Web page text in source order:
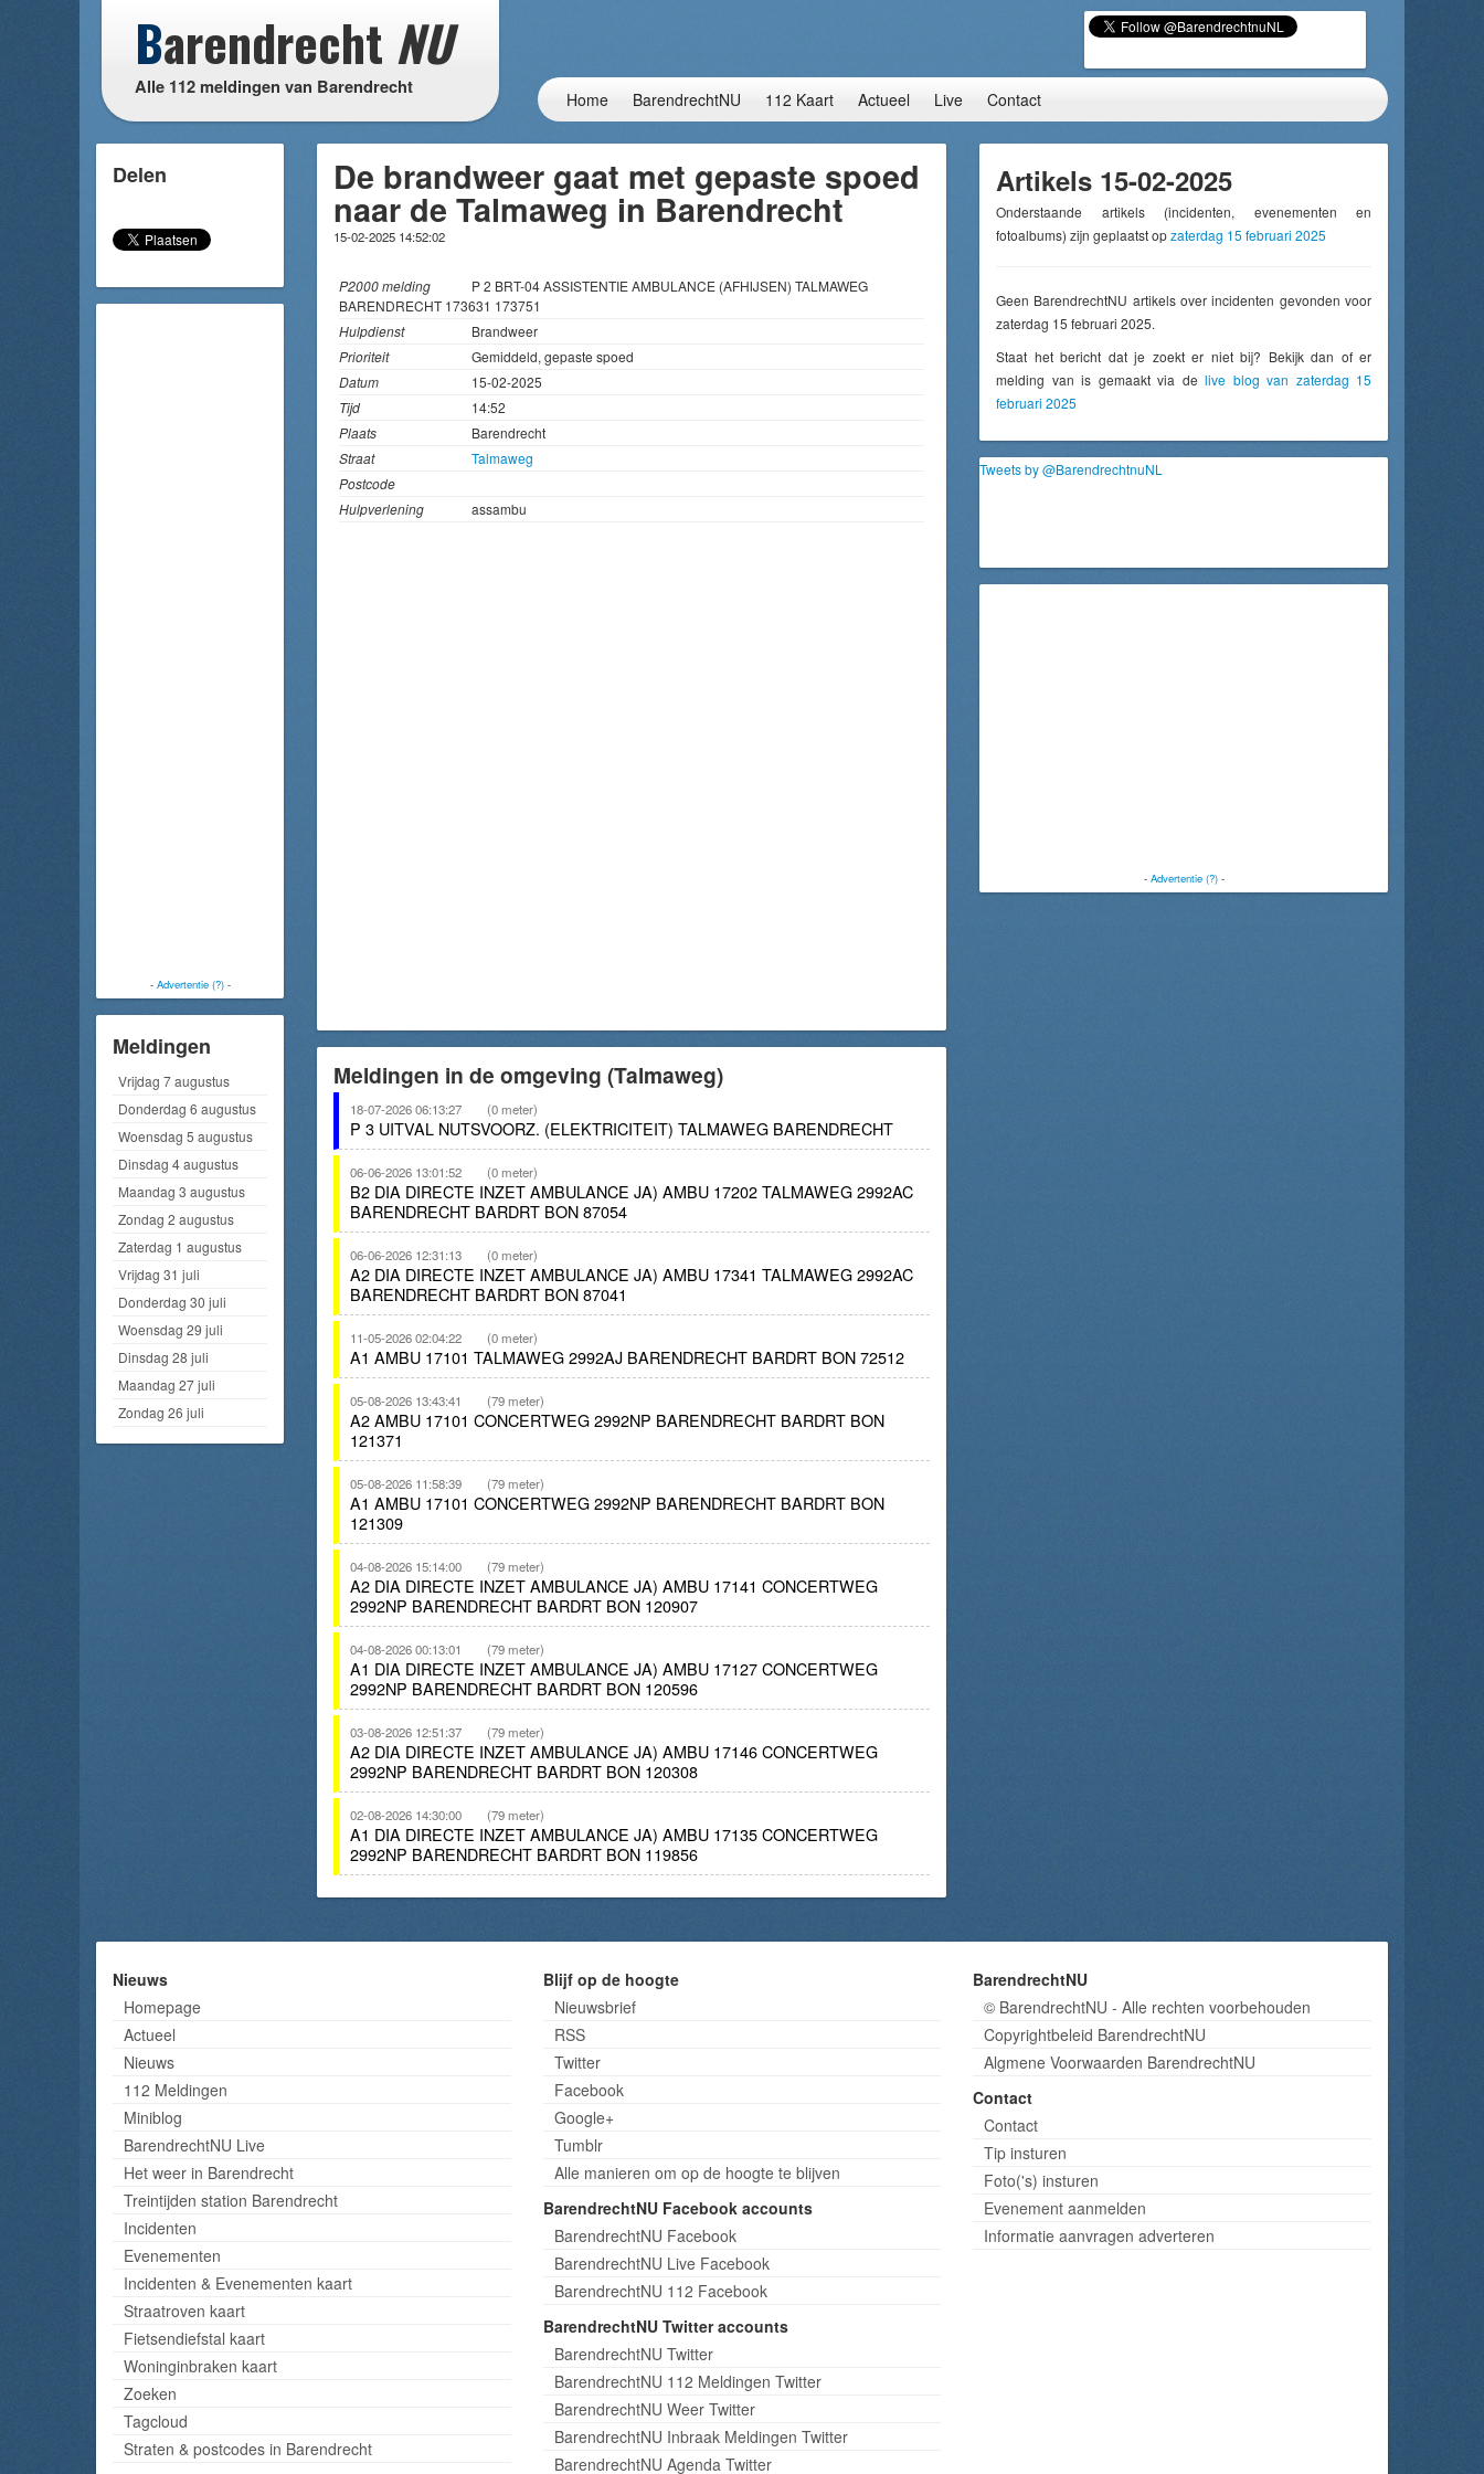
Barendrecht NU
Alle 112 meldingen van Barendrecht
Home BarendrechtNU 112 Kaart Actueel Live Contact
Delen
- Advertentie (?)-
Meldingen
Vrijdag 7 augustus
Donderdag 6 augustus
Woensdag 5 augustus
Dinsdag 4 augustus
Maandag 3 augustus
Zondag 2 augustus
Zaterdag 1 augustus
Vrijdag 31 juli
Donderdag 30 juli
Woensdag 29 juli
Dinsdag 28 juli
Maandag 27 juli
Zondag 26 juli
De brandweer gaat met gepaste spoed
naar de Talmaweg in Barendrecht
15-02-2025 14:52:02
P2000 melding
P 2 BRT-04 ASSISTENTIE AMBULANCE (AFHIJSEN) TALMAWEG
BARENDRECHT 173631 173751
Hulpdienst
Brandweer
Prioriteit
Gemiddeld, gepaste spoed
Datum
15-02-2025
Tijd
14:52
Plaats
Barendrecht
Straat
Talmaweg
Postcode
Hulpverlening
assambu
Meldingen in de omgeving (Talmaweg)
18-07-2026 06:13:27 (0 meter)
P 3 UITVAL NUTSVOORZ. (ELEKTRICITEIT) TALMAWEG BARENDRECHT
06-06-2026 13:01:52 (0 meter)
B2 DIA DIRECTE INZET AMBULANCE JA) AMBU 17202 TALMAWEG 2992AC
BARENDRECHT BARDRT BON 87054
06-06-2026 12:31:13 (0 meter)
A2 DIA DIRECTE INZET AMBULANCE JA) AMBU 17341 TALMAWEG 2992AC
BARENDRECHT BARDRT BON 87041
11-05-2026 02:04:22 (0 meter)
A1 AMBU 17101 TALMAWEG 2992AJ BARENDRECHT BARDRT BON 72512
05-08-2026 13:43:41 (79 meter)
A2 AMBU 17101 CONCERTWEG 2992NP BARENDRECHT BARDRT BON
121371
05-08-2026 11:58:39 (79 meter)
A1 AMBU 17101 CONCERTWEG 2992NP BARENDRECHT BARDRT BON
121309
04-08-2026 15:14:00 (79 meter)
A2 DIA DIRECTE INZET AMBULANCE JA) AMBU 17141 CONCERTWEG
2992NP BARENDRECHT BARDRT BON 120907
04-08-2026 00:13:01 (79 meter)
A1 DIA DIRECTE INZET AMBULANCE JA) AMBU 17127 CONCERTWEG
2992NP BARENDRECHT BARDRT BON 120596
03-08-2026 12:51:37 (79 meter)
A2 DIA DIRECTE INZET AMBULANCE JA) AMBU 17146 CONCERTWEG
2992NP BARENDRECHT BARDRT BON 120308
02-08-2026 14:30:00 (79 meter)
A1 DIA DIRECTE INZET AMBULANCE JA) AMBU 17135 CONCERTWEG
2992NP BARENDRECHT BARDRT BON 119856
Artikels 15-02-2025
Onderstaande artikels (incidenten, evenementen en
fotoalbums) zijn geplaatst opzaterdag 15 februari 2025
Geen BarendrechtNU artikels over incidenten gevonden voor
zaterdag 15 februari 2025.
Staat het bericht dat je zoekt er niet bij? Bekijk dan of er
melding van is gemaakt via de live blog van zaterdag 15
februari 2025
Tweets by @BarendrechtnuNL
- Advertentie (?)-
Nieuws
Homepage
Actueel
Nieuws
112 Meldingen
Miniblog
BarendrechtNU Live
Het weer in Barendrecht
Treintijden station Barendrecht
Incidenten
Evenementen
Incidenten & Evenementen kaart
Straatroven kaart
Fietsendiefstal kaart
Woninginbraken kaart
Zoeken
Tagcloud
Straten & postcodes in Barendrecht
Blijf op de hoogte
Nieuwsbrief
RSS
Twitter
Facebook
Google+
Tumblr
Alle manieren om op de hoogte te blijven
BarendrechtNU Facebook accounts
BarendrechtNU Facebook
BarendrechtNU Live Facebook
BarendrechtNU 112 Facebook
BarendrechtNU Twitter accounts
BarendrechtNU Twitter
BarendrechtNU 112 Meldingen Twitter
BarendrechtNU Weer Twitter
BarendrechtNU Inbraak Meldingen Twitter
BarendrechtNU Agenda Twitter
BarendrechtNU
© BarendrechtNU - Alle rechten voorbehouden
Copyrightbeleid BarendrechtNU
Algmene Voorwaarden BarendrechtNU
Contact
Contact
Tip insturen
Foto('s) insturen
Evenement aanmelden
Informatie aanvragen adverteren